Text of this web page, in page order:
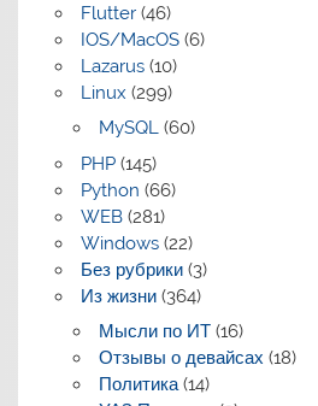
Flutter(46)
IOS/MacOS(6)
Lazarus(10)
Linux (299)
MySQL(60)
PHP(145)
Python (66)
WEB(281)
Windows(22)
Без рубрики(3)
Из жизни(364)
Мысли по ИТ(16)
Отзывы о девайсах (18)
Политика(14)